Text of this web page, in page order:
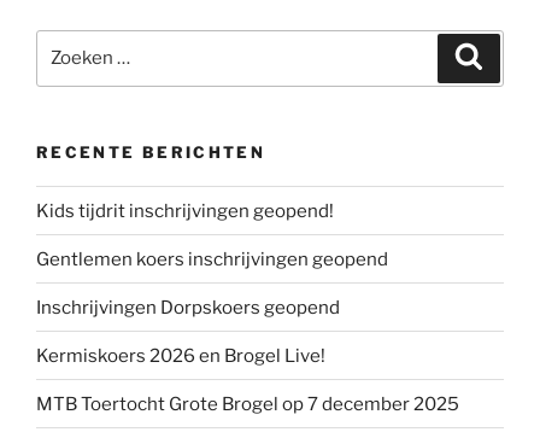
naar:
RECENTE BERICHTEN
Kids tijdrit inschrijvingen geopend!
Gentlemen koers inschrijvingen geopend
Inschrijvingen Dorpskoers geopend
Kermiskoers 2026 en Brogel Live!
MTB Toertocht Grote Brogel op 7 december 2025